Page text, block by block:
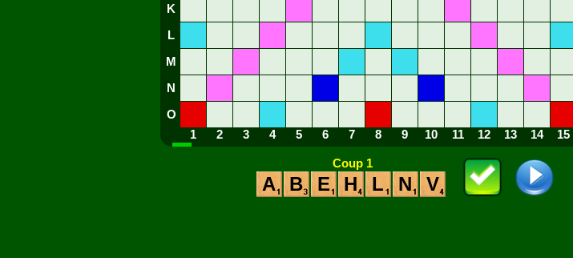
K
L
M
N
O
1
2 3 4 5 6 7 8 9 10 11 12 13 14 15
Coup 1
A B E H L N V